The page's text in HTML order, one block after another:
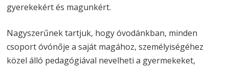
gyerekekért és magunkért.
Nagyszerűnek tartjuk, hogy óvodánkban, minden
csoport óvónője a saját magához, személyiségéhez
közel álló pedagógiával nevelheti a gyermekeket,